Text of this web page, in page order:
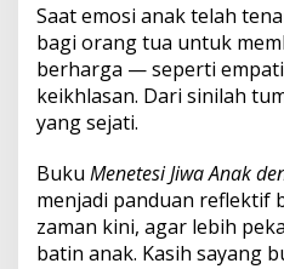
Saat emosi anak telah
bagi orang tua untuk
berharga — seperti
keikhlasan. Dari sinilah
yang sejati.
Buku Menetesi Jiwa Anak
menjadi panduan reflektif
zaman kini, agar lebih
batin anak. Kasih sayang